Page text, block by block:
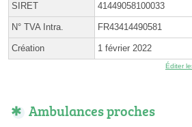
SIRET 41449058100033
N° TVA Intra. FR43414490581
Création 1 février 2022
Éditer
Ambulances proches